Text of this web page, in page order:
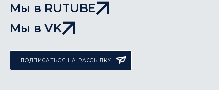
Мы в RUTUBE
Мы в VK
ПОДПИСАТЬСЯ НА РАССЫЛКУ